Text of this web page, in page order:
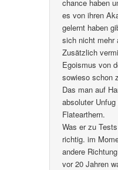
chance haben
es von ihren
gelernt haben
sich nicht mehr
Zusätzlich
Egoismus von
sowieso schon
Das man auf
absoluter
Flatearthern.
Was er zu
richtig. im
andere
vor 20 Jahren